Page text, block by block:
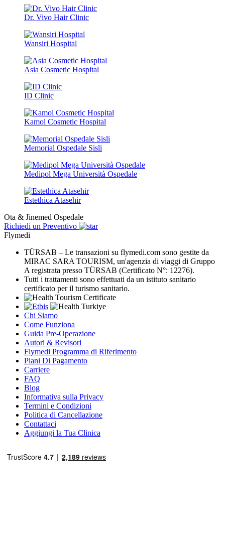
Dr. Vivo Hair Clinic
Wansiri Hospital
Asia Cosmetic Hospital
ID Clinic
Kamol Cosmetic Hospital
Memorial Ospedale Sisli
Medipol Mega Università Ospedale
Estethica Atasehir
Ota & Jinemed Ospedale
Richiedi un Preventivo
Flymedi
TÜRSAB – Le transazioni su flymedi.com sono gestite da
MIRAC SARA TOURISM, un'agenzia di viaggi di Gruppo
A registrata presso TÜRSAB (Certificato N°: 12276).
Tutti i trattamenti sono effettuati da un istituto sanitario
certificato per il turismo sanitario.
Chi Siamo
Come Funziona
Guida Pre-Operazione
Autori & Revisori
Flymedi Programma di Riferimento
Piani Di Pagamento
Carriere
FAQ
Blog
Informativa sulla Privacy
Termini e Condizioni
Politica di Cancellazione
Contattaci
Aggiungi la Tua Clinica